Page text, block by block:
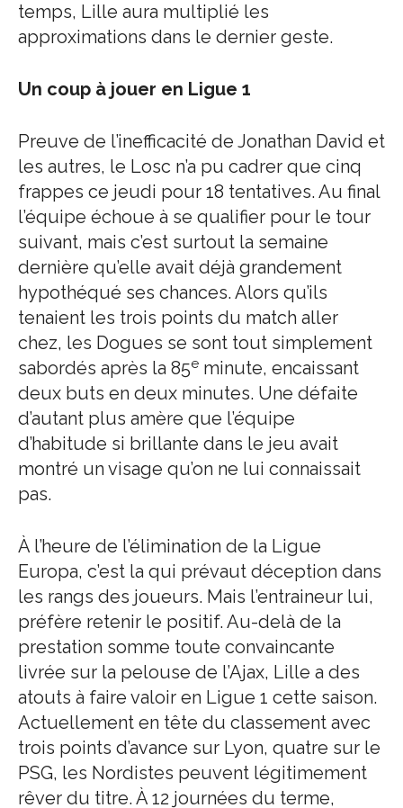
temps, Lille aura multiplié les
approximations dans le dernier geste.
Un coup à jouer en Ligue 1
Preuve de l’inefficacité de Jonathan David et
les autres, le Losc n’a pu cadrer que cinq
frappes ce jeudi pour 18 tentatives. Au final
l’équipe échoue à se qualifier pour le tour
suivant, mais c’est surtout la semaine
dernière qu’elle avait déjà grandement
hypothéqué ses chances. Alors qu’ils
tenaient les trois points du match aller
chez, les Dogues se sont tout simplement
sabordés après la 85e minute, encaissant
deux buts en deux minutes. Une défaite
d’autant plus amère que l’équipe
d’habitude si brillante dans le jeu avait
montré un visage qu’on ne lui connaissait
pas.
À l’heure de l’élimination de la Ligue
Europa, c’est la qui prévaut déception dans
les rangs des joueurs. Mais l’entraineur lui,
préfère retenir le positif. Au-delà de la
prestation somme toute convaincante
livrée sur la pelouse de l’Ajax, Lille a des
atouts à faire valoir en Ligue 1 cette saison.
Actuellement en tête du classement avec
trois points d’avance sur Lyon, quatre sur le
PSG, les Nordistes peuvent légitimement
rêver du titre. À 12 journées du terme,